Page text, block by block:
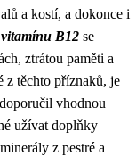
a kostí, a dokonce i
B12 se
ztrátou paměti a
z těchto příznaků, je
vhodnou
užívat doplňky
z pestré a